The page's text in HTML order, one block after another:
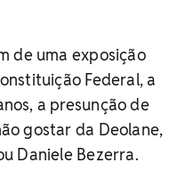
de uma exposição
Federal, a
a presunção de
gostar da Deolane,
Daniele Bezerra.